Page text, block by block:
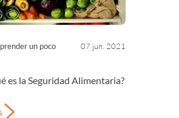
un poco 07 jun. 2021
es la Seguridad Alimentaria?